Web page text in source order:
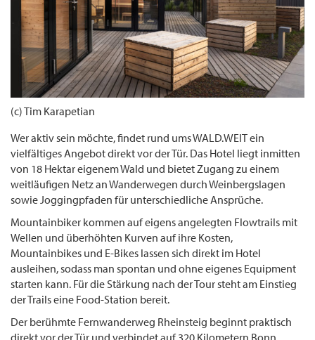
(c) Tim Karapetian
Wer aktiv sein möchte, findet rund ums WALD.WEIT ein
vielfältiges Angebot direkt vor der Tür. Das Hotel liegt inmitten
von 18 Hektar eigenem Wald und bietet Zugang zu einem
weitläufigen Netz an Wanderwegen durch Weinbergslagen
sowie Joggingpfaden für unterschiedliche Ansprüche.
Mountainbiker kommen auf eigens angelegten Flowtrails mit
Wellen und überhöhten Kurven auf ihre Kosten,
Mountainbikes und E-Bikes lassen sich direkt im Hotel
ausleihen, sodass man spontan und ohne eigenes Equipment
starten kann. Für die Stärkung nach der Tour steht am Einstieg
der Trails eine Food-Station bereit.
Der berühmte Fernwanderweg Rheinsteig beginnt praktisch
direkt vor der Tür und verbindet auf 320 Kilometern Bonn,